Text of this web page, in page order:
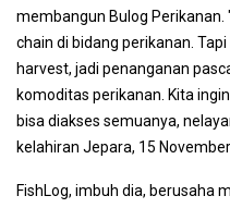
membangun Bulog Perikanan.
chain di bidang perikanan.
harvest, jadi penanganan
komoditas perikanan. Kita
bisa diakses semuanya,
kelahiran Jepara, 15 November
FishLog, imbuh dia, berusaha